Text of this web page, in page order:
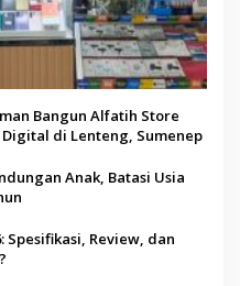
Bangun Alfatih Store
di Lenteng, Sumenep
Anak, Batasi Usia
Spesifikasi, Review, dan